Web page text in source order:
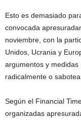
Esto es demasiado
convocada
noviembre, con la
Unidos, Ucrania y
argumentos y
radicalmente o
Según el Financial
organizadas